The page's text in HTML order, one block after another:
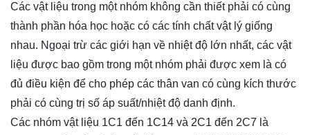
Các vật liệu trong một nhóm không cần thiết phải có cùng
thành phần hóa học hoặc có các tính chất vật lý giống
nhau. Ngoại trừ các giới hạn về nhiệt độ lớn nhất, các vật
liệu được bao gồm trong một nhóm phải được xem là có
đủ điều kiện để cho phép các thân van có cùng kích thước
phải có cùng trị số áp suất/nhiệt độ danh định.
Các nhóm vật liệu 1C1 đến 1C14 và 2C1 đến 2C7 là